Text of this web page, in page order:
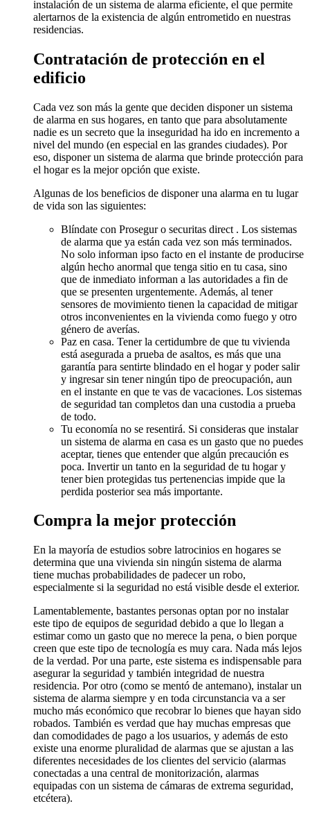
instalación de un sistema de alarma eficiente, el que permite
alertarnos de la existencia de algún entrometido en nuestras
residencias.
Contratación de protección en el
edificio
Cada vez son más la gente que deciden disponer un sistema
de alarma en sus hogares, en tanto que para absolutamente
nadie es un secreto que la inseguridad ha ido en incremento a
nivel del mundo (en especial en las grandes ciudades). Por
eso, disponer un sistema de alarma que brinde protección para
el hogar es la mejor opción que existe.
Algunas de los beneficios de disponer una alarma en tu lugar
de vida son las siguientes:
Blíndate con Prosegur o securitas direct . Los sistemas
de alarma que ya están cada vez son más terminados.
No solo informan ipso facto en el instante de producirse
algún hecho anormal que tenga sitio en tu casa, sino
que de inmediato informan a las autoridades a fin de
que se presenten urgentemente. Además, al tener
sensores de movimiento tienen la capacidad de mitigar
otros inconvenientes en la vivienda como fuego y otro
género de averías.
Paz en casa. Tener la certidumbre de que tu vivienda
está asegurada a prueba de asaltos, es más que una
garantía para sentirte blindado en el hogar y poder salir
y ingresar sin tener ningún tipo de preocupación, aun
en el instante en que te vas de vacaciones. Los sistemas
de seguridad tan completos dan una custodia a prueba
de todo.
Tu economía no se resentirá. Si consideras que instalar
un sistema de alarma en casa es un gasto que no puedes
aceptar, tienes que entender que algún precaución es
poca. Invertir un tanto en la seguridad de tu hogar y
tener bien protegidas tus pertenencias impide que la
perdida posterior sea más importante.
Compra la mejor protección
En la mayoría de estudios sobre latrocinios en hogares se
determina que una vivienda sin ningún sistema de alarma
tiene muchas probabilidades de padecer un robo,
especialmente si la seguridad no está visible desde el exterior.
Lamentablemente, bastantes personas optan por no instalar
este tipo de equipos de seguridad debido a que lo llegan a
estimar como un gasto que no merece la pena, o bien porque
creen que este tipo de tecnología es muy cara. Nada más lejos
de la verdad. Por una parte, este sistema es indispensable para
asegurar la seguridad y también integridad de nuestra
residencia. Por otro (como se mentó de antemano), instalar un
sistema de alarma siempre y en toda circunstancia va a ser
mucho más económico que recobrar lo bienes que hayan sido
robados. También es verdad que hay muchas empresas que
dan comodidades de pago a los usuarios, y además de esto
existe una enorme pluralidad de alarmas que se ajustan a las
diferentes necesidades de los clientes del servicio (alarmas
conectadas a una central de monitorización, alarmas
equipadas con un sistema de cámaras de extrema seguridad,
etcétera).